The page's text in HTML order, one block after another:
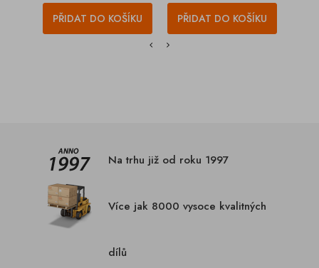
PŘIDAT DO KOŠÍKU PŘIDAT DO KOŠÍKU
Na trhu již od roku 1997
Více jak 8000 vysoce kvalitných
dílů